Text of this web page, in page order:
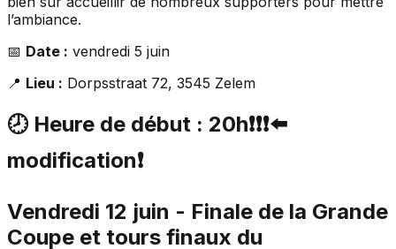
l’ambiance.
📅 Date : vendredi 5 juin
📍 Lieu : Dorpsstraat 72, 3545 Zelem
🕗 Heure de début : 20h❗❗❗⬅️
modification❗
Vendredi 12 juin - Finale de la Grande
Coupe et tours finaux du